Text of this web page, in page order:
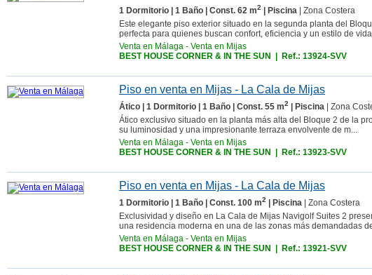
1 Dormitorio | 1 Baño | Const. 62 m2 | Piscina | Zona Costera
Este elegante piso exterior situado en la segunda planta del
perfecta para quienes buscan confort, eficiencia y un estilo de
Venta en Málaga - Venta en Mijas
BEST HOUSE CORNER & IN THE SUN
| Ref.: 13924-SVV
Piso en venta en Mijas - La Cala de Mijas
Ático | 1 Dormitorio | 1 Baño | Const. 55 m2 | Piscina | Zona
Ático exclusivo situado en la planta más alta del Bloque 2 de la
su luminosidad y una impresionante terraza envolvente de m...
Venta en Málaga - Venta en Mijas
BEST HOUSE CORNER & IN THE SUN
| Ref.: 13923-SVV
Piso en venta en Mijas - La Cala de Mijas
1 Dormitorio | 1 Baño | Const. 100 m2 | Piscina | Zona Costera
Exclusividad y diseño en La Cala de Mijas Navigolf Suites 2
una residencia moderna en una de las zonas más demandadas
Venta en Málaga - Venta en Mijas
BEST HOUSE CORNER & IN THE SUN
| Ref.: 13921-SVV